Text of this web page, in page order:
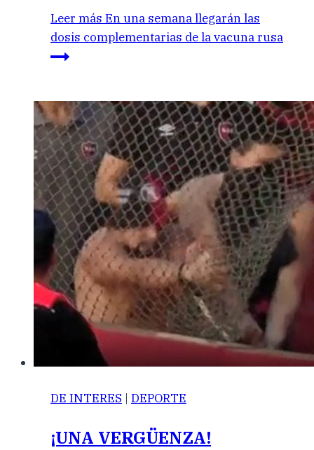
Leer más En una semana llegarán las
dosis complementarias de la vacuna rusa
DE INTERES | DEPORTE
¡UNA VERGÜENZA!